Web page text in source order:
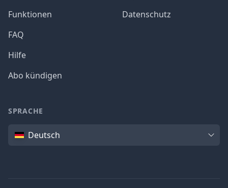
Funktionen
FAQ
Hilfe
Abo kündigen
Datenschutz
SPRACHE
SpracheDeutsch